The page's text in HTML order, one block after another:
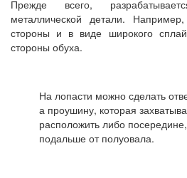
Прежде всего,
металлической детали.
стороны и в виде широкого
стороны обуха.
На лопасти можно сделать
а проушину, которая
расположить либо
подальше от полуовала.